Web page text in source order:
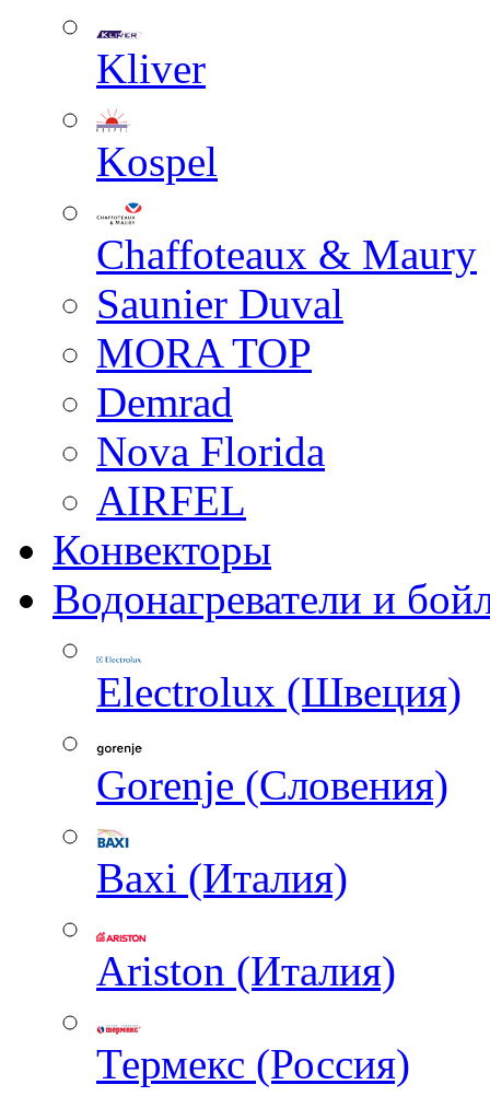
Kliver
Kospel
Chaffoteaux & Maury
Saunier Duval
MORA TOP
Demrad
Nova Florida
AIRFEL
Конвекторы
Водонагреватели и
Electrolux (Швеция)
Gorenje (Словения)
Baxi (Италия)
Ariston (Италия)
Термекс (Россия)